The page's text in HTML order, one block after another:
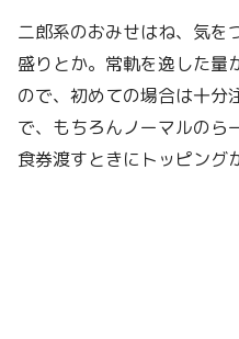
二郎系のおみせはね、気を
盛りとか。常軌を逸した量
ので、初めての場合は十分
で、もちろんノーマルのら
食券渡すときにトッピング